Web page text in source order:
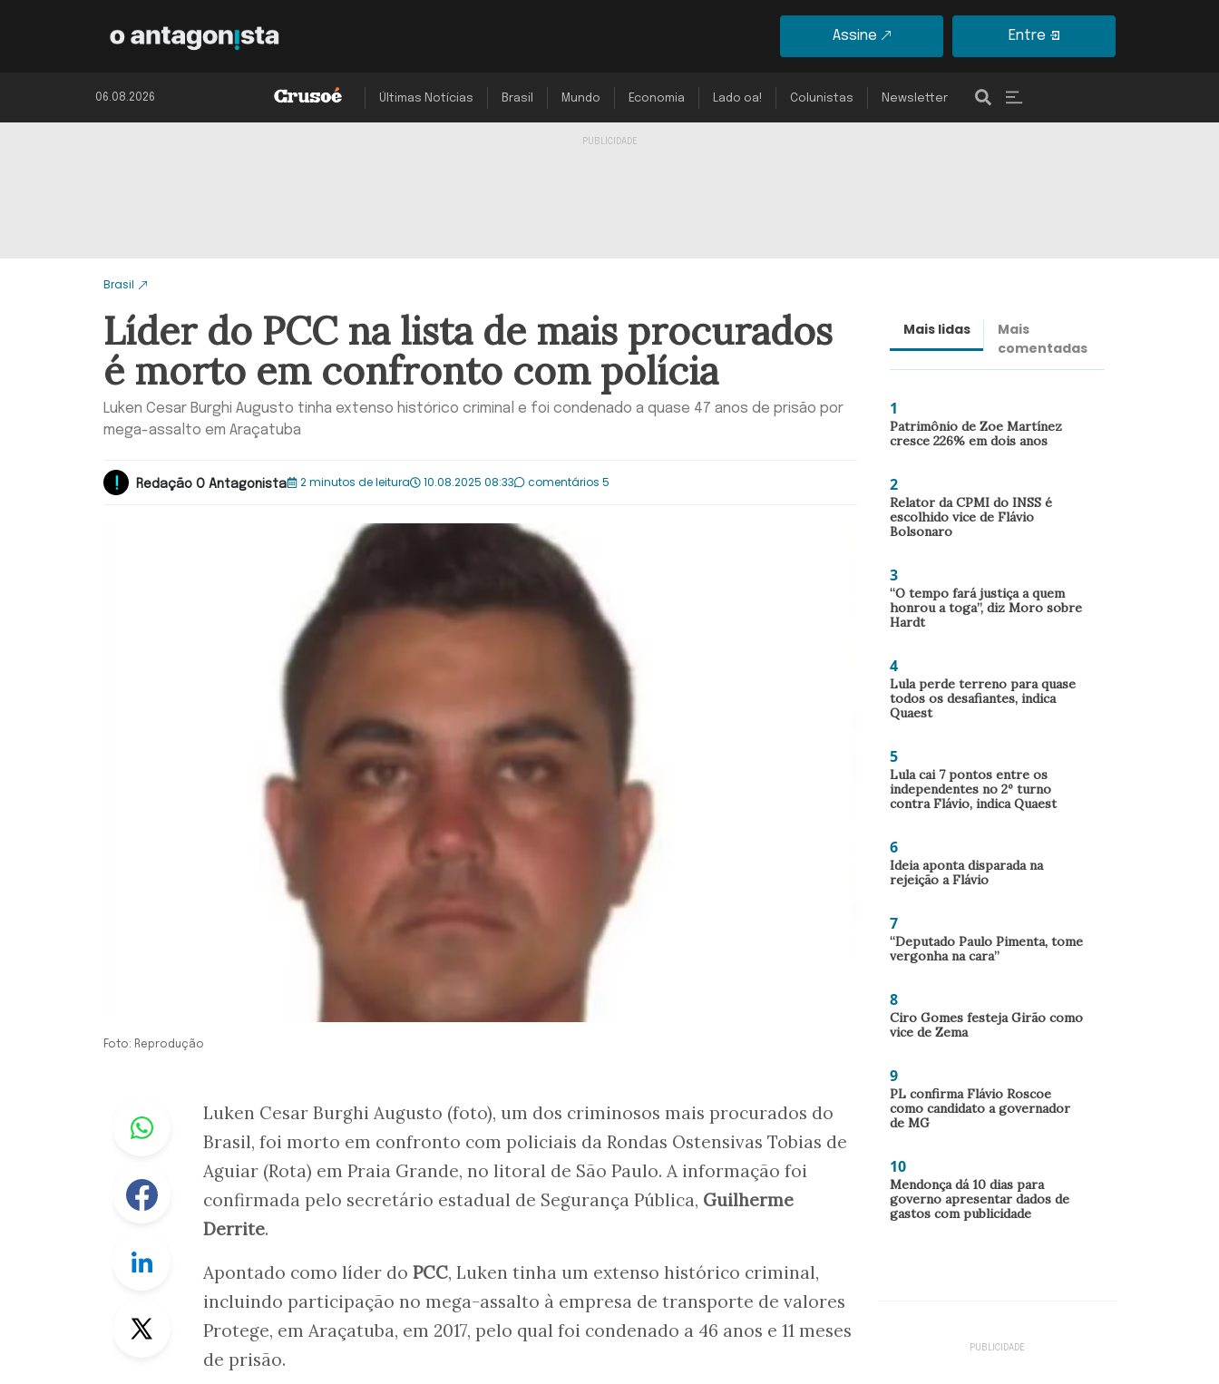
Assine Entre
06.08.2026 Últimas Notícias Brasil Mundo Economia Lado oa! Colunistas Newsletter
Brasil
Líder do PCC na lista de mais procurados
é morto em confronto com polícia
Luken Cesar Burghi Augusto tinha extenso histórico criminal e foi condenado a quase 47 anos de prisão por
mega-assalto em Araçatuba
Redação O Antagonista 2 minutos de leitura 10.08.2025 08:33 comentários 5
Foto: Reprodução
Whastapp
Facebook
Twitter
Luken Cesar Burghi Augusto (foto), um dos criminosos mais procurados do
Brasil, foi morto em confronto com policiais da Rondas Ostensivas Tobias de
Aguiar (Rota) em Praia Grande, no litoral de São Paulo. A informação foi
confirmada pelo secretário estadual de Segurança Pública, Guilherme
Derrite.
Apontado como líder do PCC, Luken tinha um extenso histórico criminal,
incluindo participação no mega-assalto à empresa de transporte de valores
Protege, em Araçatuba, em 2017, pelo qual foi condenado a 46 anos e 11 meses
de prisão.
Mais lidas
Mais
comentadas
1
Patrimônio de Zoe Martínez
cresce 226% em dois anos
2
Relator da CPMI do INSS é
escolhido vice de Flávio
Bolsonaro
3
“O tempo fará justiça a quem
honrou a toga”, diz Moro sobre
Hardt
4
Lula perde terreno para quase
todos os desafiantes, indica
Quaest
5
Lula cai 7 pontos entre os
independentes no 2º turno
contra Flávio, indica Quaest
6
Ideia aponta disparada na
rejeição a Flávio
7
“Deputado Paulo Pimenta, tome
vergonha na cara”
8
Ciro Gomes festeja Girão como
vice de Zema
9
PL confirma Flávio Roscoe
como candidato a governador
de MG
10
Mendonça dá 10 dias para
governo apresentar dados de
gastos com publicidade